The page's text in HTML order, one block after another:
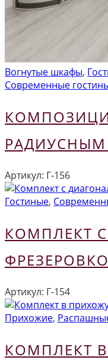
Вогнутые шкафы,
Современные
Артикул: Г-156
Гостиные,
КОМПЛЕКТ
Артикул: Г-154
Прихожие,
КОМПЛЕКТ